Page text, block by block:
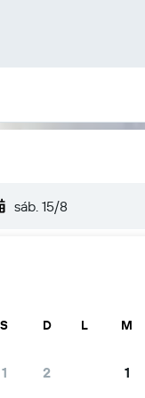
sáb. 15/8
S D
1 2
L M
1